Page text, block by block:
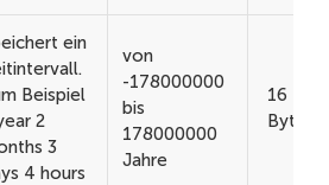
ein
Beispiel
2
3
4 hours
von
-178000000
bis
178000000
Jahre
16
Bytes